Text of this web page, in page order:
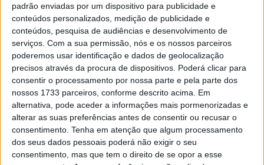
padrão enviadas por um dispositivo para publicidade e
conteúdos personalizados, medição de publicidade e
conteúdos, pesquisa de audiências e desenvolvimento de
serviços. Com a sua permissão, nós e os nossos parceiros
poderemos usar identificação e dados de geolocalização
precisos através da procura de dispositivos. Poderá clicar para
consentir o processamento por nossa parte e pela parte dos
nossos 1733 parceiros, conforme descrito acima. Em
alternativa, pode aceder a informações mais pormenorizadas e
alterar as suas preferências antes de consentir ou recusar o
consentimento. Tenha em atenção que algum processamento
dos seus dados pessoais poderá não exigir o seu
consentimento, mas que tem o direito de se opor a esse
MotoGP: Jack Miller prepara adeus após 16
temporadas nos Grandes Prémios
8 AGOSTO, 2026
A equipa seria composta porMike Brownem
125cc,Ricky Carmichaelem 250cc eKevin Windham
Open.